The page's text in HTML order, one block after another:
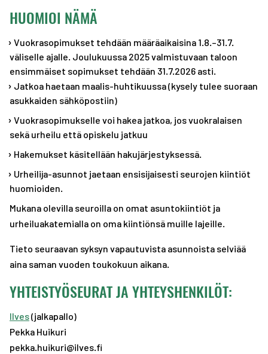
HUOMIOI NÄMÄ
Vuokrasopimukset tehdään määräaikaisina 1.8.–31.7.
väliselle ajalle. Joulukuussa 2025 valmistuvaan taloon
ensimmäiset sopimukset tehdään 31.7.2026 asti.
Jatkoa haetaan maalis-huhtikuussa (kysely tulee suoraan
asukkaiden sähköpostiin)
Vuokrasopimukselle voi hakea jatkoa, jos vuokralaisen
sekä urheilu että opiskelu jatkuu
Hakemukset käsitellään hakujärjestyksessä.
Urheilija-asunnot jaetaan ensisijaisesti seurojen kiintiöt
huomioiden.
Mukana olevilla seuroilla on omat asuntokiintiöt ja
urheiluakatemialla on oma kiintiönsä muille lajeille.
Tieto seuraavan syksyn vapautuvista asunnoista selviää
aina saman vuoden toukokuun aikana.
YHTEISTYÖSEURAT JA YHTEYSHENKILÖT:
Ilves(jalkapallo)
Pekka Huikuri
pekka.huikuri@ilves.fi